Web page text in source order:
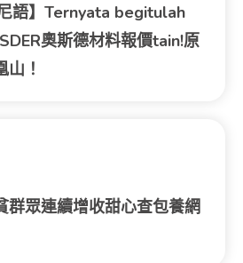
尼語】Ternyata begitulah
奧斯德材料報價tain!原
！
群眾連續增收甜心查包養網